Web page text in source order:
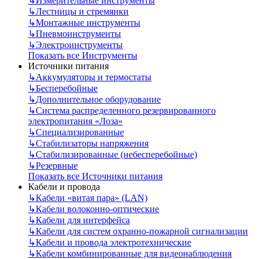
↳Лестницы и стремянки
↳Монтажные инструменты
↳Пневмоинструменты
↳Электроинструменты
Показать все Инструменты
Источники питания
↳Аккумуляторы и термостаты
↳Бесперебойные
↳Дополнительное оборудование
↳Система распределенного резервированного
электропитания «Лоза»
↳Специализированные
↳Стабилизаторы напряжения
↳Стабилизированные (небесперебойные)
↳Резервные
Показать все Источники питания
Кабели и провода
↳Кабели «витая пара» (LAN)
↳Кабели волоконно-оптические
↳Кабели для интерфейса
↳Кабели для систем охранно-пожарной сигнализации
↳Кабели и провода электротехнические
↳Кабели комбинированные для видеонаблюдения